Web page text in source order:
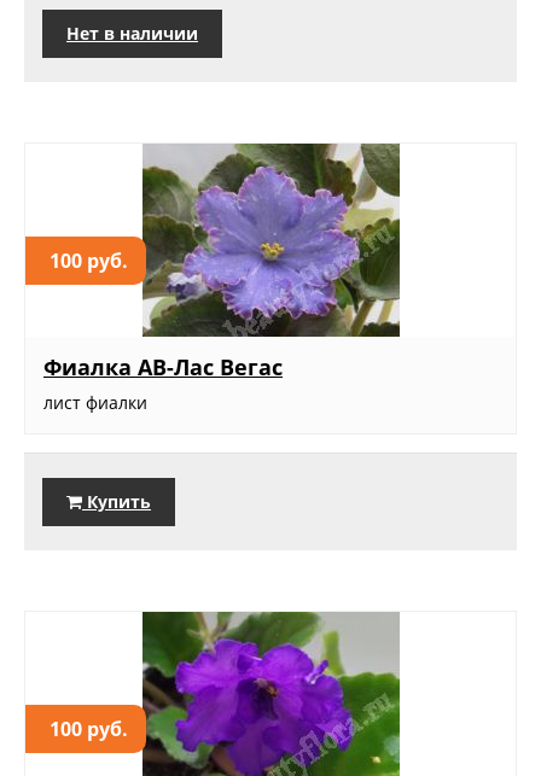
Нет в наличии
100 руб.
Фиалка АВ-Лас Вегас
лист фиалки
Купить
100 руб.